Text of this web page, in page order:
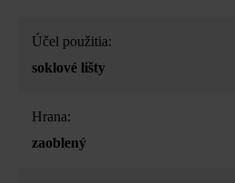
Účel použitia:
soklové lišty
Hrana:
zaoblený